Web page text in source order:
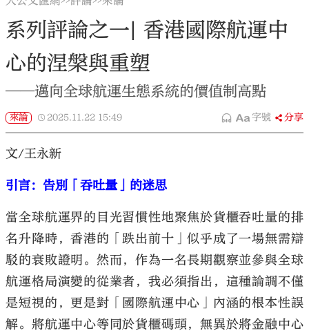
系列評論之一| 香港國際航運中
心的涅槃與重塑
——邁向全球航運生態系統的價值制高點
來論 2025.11.22 15:49 字號 分享
文/王永新
引言：告別「吞吐量」的迷思
當全球航運界的目光習慣性地聚焦於貨櫃吞吐量的排
名升降時，香港的「跌出前十」似乎成了一場無需辯
駁的衰敗證明。然而，作為一名長期觀察並參與全球
航運格局演變的從業者，我必須指出，這種論調不僅
是短視的，更是對「國際航運中心」內涵的根本性誤
解。將航運中心等同於貨櫃碼頭，無異於將金融中心